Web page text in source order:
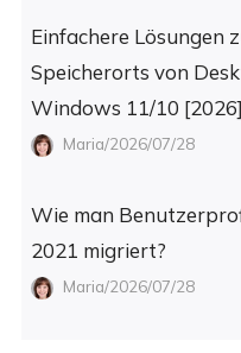
Einfachere Lösungen
Speicherorts von
Windows 11/10 [2026]
Maria/2026/07/28
Wie man
2021 migriert?
Maria/2026/07/28